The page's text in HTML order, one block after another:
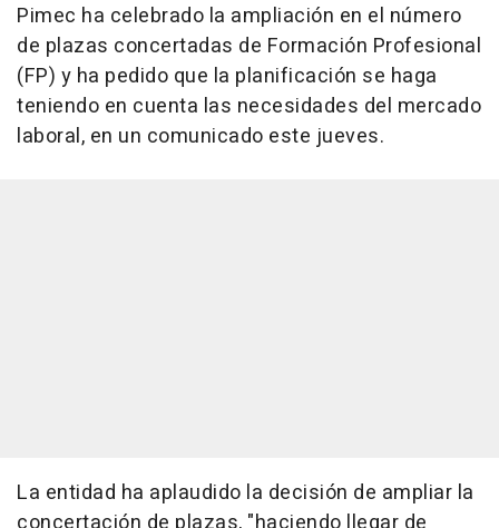
Pimec ha celebrado la ampliación en el número
de plazas concertadas de Formación Profesional
(FP) y ha pedido que la planificación se haga
teniendo en cuenta las necesidades del mercado
laboral, en un comunicado este jueves.
La entidad ha aplaudido la decisión de ampliar la